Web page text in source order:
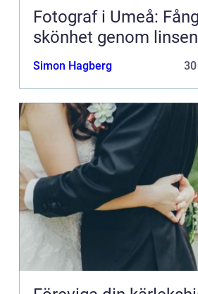
Fotograf i Umeå:
skönhet genom linsen
Simon Hagberg